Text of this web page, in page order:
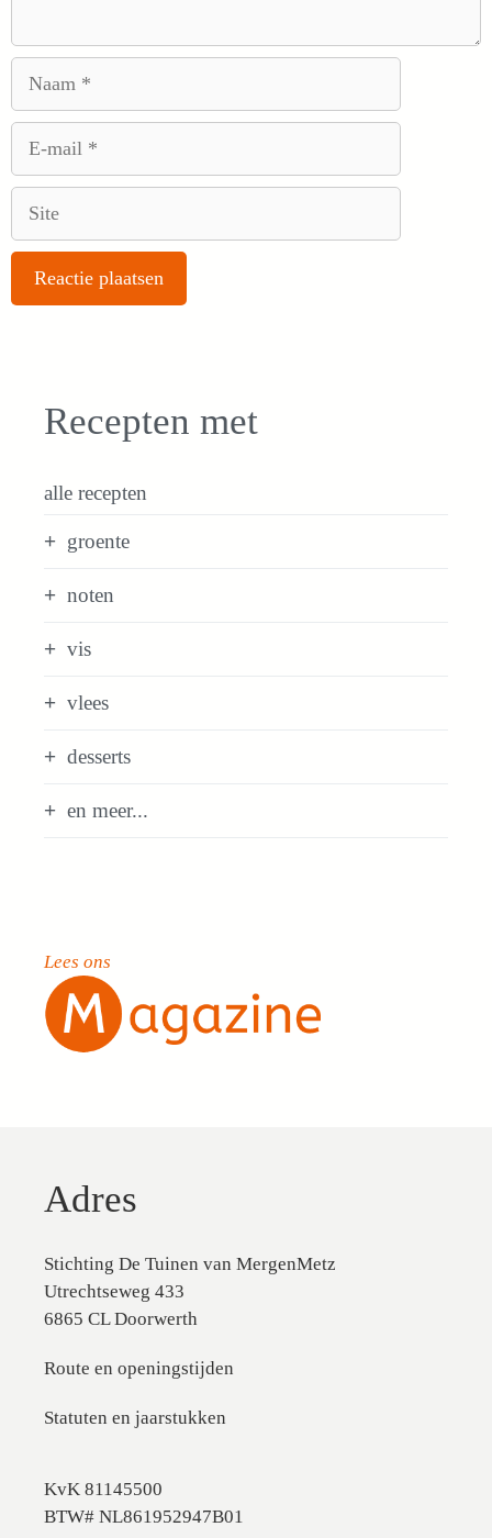
Recepten met
alle recepten
groente
noten
vis
vlees
desserts
en meer...
Lees ons
Adres
Stichting De Tuinen van MergenMetz
Utrechtseweg 433
6865 CL Doorwerth
Route en openingstijden
Statuten en jaarstukken
KvK 81145500
BTW# NL861952947B01